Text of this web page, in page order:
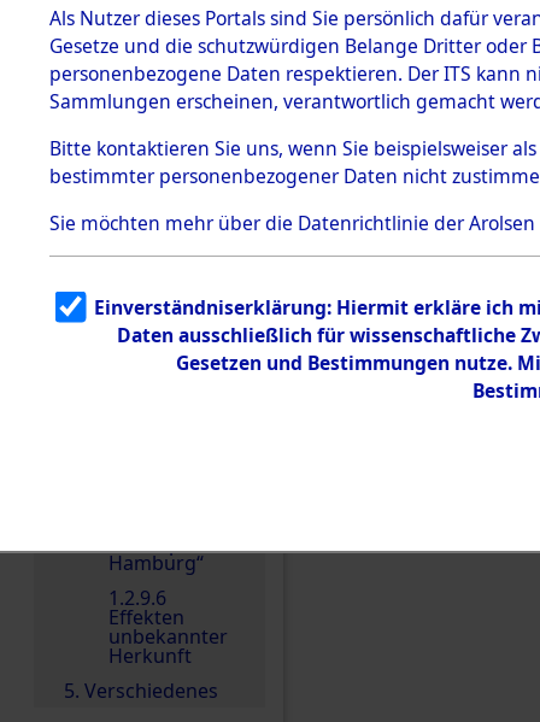
Effekten
1.2.9.1
Effekten aus
dem KZ
Dachau
1.2.9.2
Effekten aus
dem KZ
Bayerisches
1.2.9.3
Effekten aus
dem KZ
Neuengamm
Hamburg“
1.2.9.6
Effekten
unbekannter
Herkunft
5. Verschiedenes
Einen Kommentar
Als Nutzer dieses Portals sind Sie persönlich dafür
Gesetze und die schutzwürdigen Belange Dritter
personenbezogene Daten respektieren. Der ITS
Sammlungen erscheinen, verantwortlich gemacht
Bitte kontaktieren Sie uns, wenn Sie beispielsweiser
bestimmter personenbezogener Daten nicht
Sie möchten mehr über die Datenrichtlinie der Arolsen
Einverständniserklärung: Hiermit erkläre ich
Daten ausschließlich für wissenschaftliche
Gesetzen und Bestimmungen nutze.